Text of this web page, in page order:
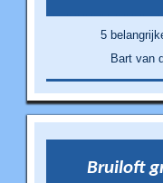
5
Bart van
Bruiloft